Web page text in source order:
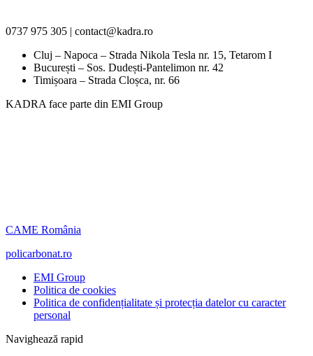
0737 975 305 | contact@kadra.ro
Cluj – Napoca – Strada Nikola Tesla nr. 15, Tetarom I
București – Sos. Dudești-Pantelimon nr. 42
Timișoara – Strada Cloșca, nr. 66
KADRA face parte din EMI Group
CAME România
policarbonat.ro
EMI Group
Politica de cookies
Politica de confidențialitate și protecția datelor cu caracter
personal
Navighează rapid